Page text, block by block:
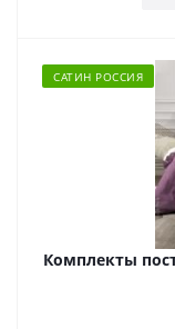
САТИН РОССИЯ
Комплекты